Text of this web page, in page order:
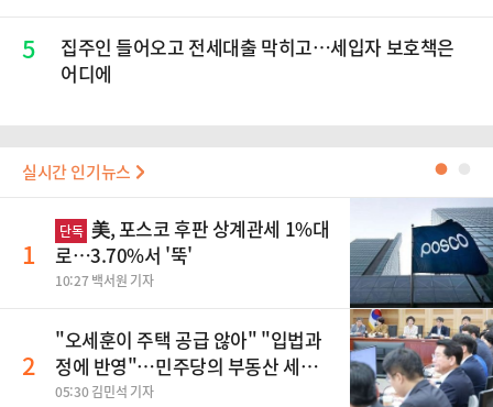
5
집주인 들어오고 전세대출 막히고…세입자 보호책은
어디에
실시간 인기뉴스 ●
1
단독 美, 포스코 후판 상계관세 1%대
로…3.70%서 '뚝'
10:27 백서원 기자
2
"오세훈이 주택 공급 않아" "입법과
정에 반영"…민주당의 부동산 세제
개편 해법은
05:30 김민석 기자